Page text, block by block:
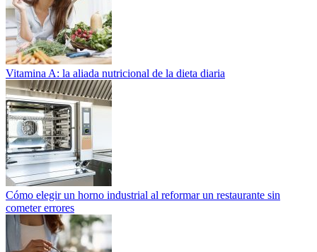
Vitamina A: la aliada nutricional de la dieta diaria
Cómo elegir un horno industrial al reformar un restaurante sin
cometer errores